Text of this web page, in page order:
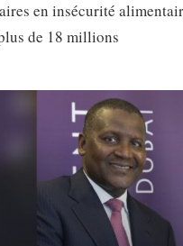
2026, c’est déjà
en insécurité
de 18 millions